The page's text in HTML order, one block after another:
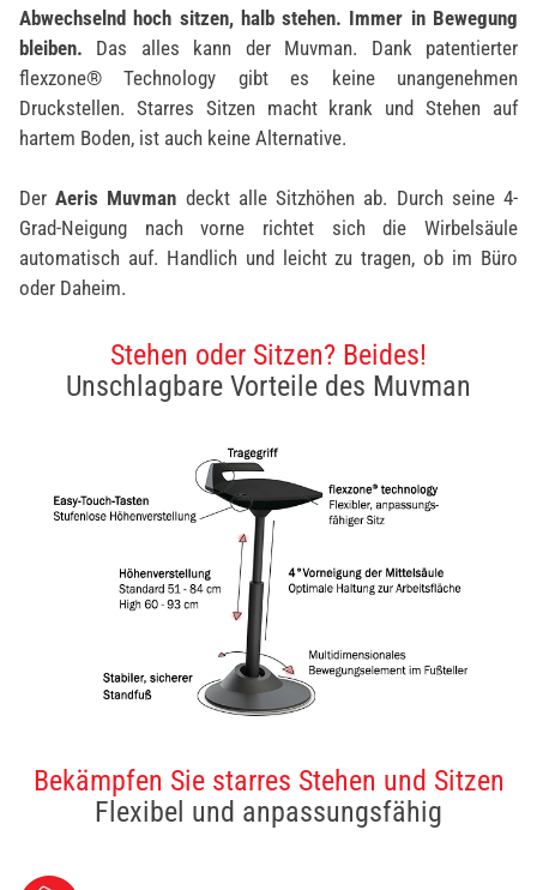
Abwechselnd hoch sitzen, halb stehen. Immer in Bewegung
bleiben. Das alles kann der Muvman. Dank patentierter
flexzone® Technology gibt es keine unangenehmen
Druckstellen. Starres Sitzen macht krank und Stehen auf
hartem Boden, ist auch keine Alternative.
DerAeris Muvman deckt alle Sitzhöhen ab. Durch seine 4-
Grad-Neigung nach vorne richtet sich die Wirbelsäule
automatisch auf. Handlich und leicht zu tragen, ob im Büro
oder Daheim.
Stehen oder Sitzen? Beides!
Unschlagbare Vorteile des Muvman
Bekämpfen Sie starres Stehen und Sitzen
Flexibel und anpassungsfähig